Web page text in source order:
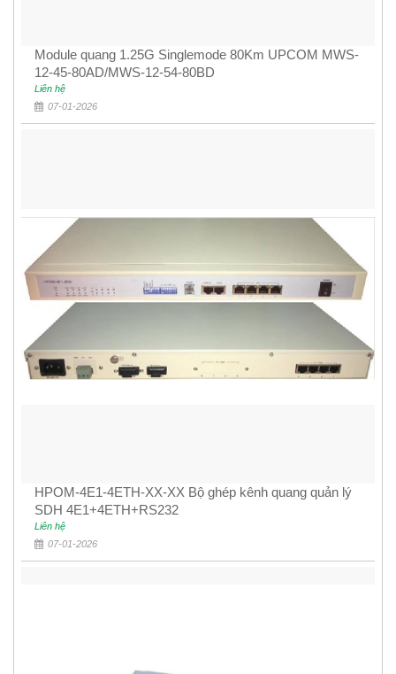
Module quang 1.25G Singlemode 80Km UPCOM MWS-
12-45-80AD/MWS-12-54-80BD
Liên hệ
07-01-2026
HPOM-4E1-4ETH-XX-XX Bộ ghép kênh quang quản lý
SDH 4E1+4ETH+RS232
Liên hệ
07-01-2026